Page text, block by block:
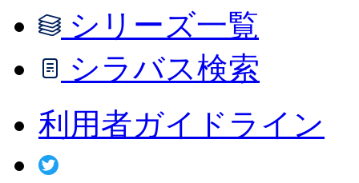
シリーズ一覧
シラバス検索
利用者ガイドライン